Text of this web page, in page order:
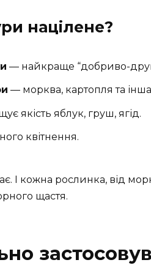
націлене?
— найкраще “добриво-
— морква, картопля та
якість яблук, груш, ягід.
квітнення.
І кожна рослинка, від
щастя.